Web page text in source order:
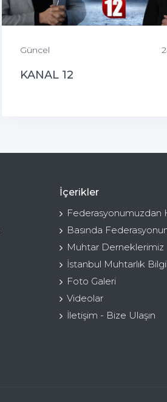
Güncel
KANAL 12
İçerikler
Federasyonumuzdan
Basında
Muhtar Derneklerimiz
İstanbul Muhtarlık
Foto Galeri
Videolar
İletişim - Bize Ulaşın